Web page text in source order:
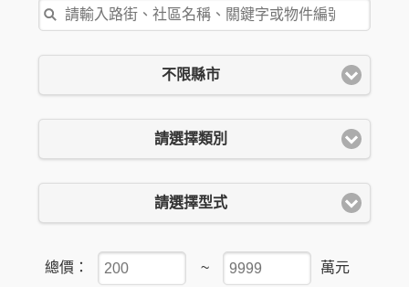
不限縣市
請選擇類別
請選擇型式
總價： ~ 萬元